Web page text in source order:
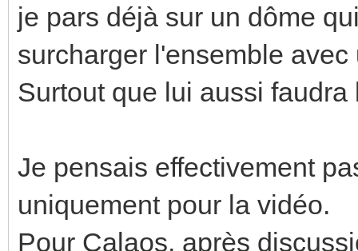
je pars déjà sur un dôme
surcharger l'ensemble
Surtout que lui aussi
Je pensais effectivement
uniquement pour la vidéo.
Pour Calaos, après